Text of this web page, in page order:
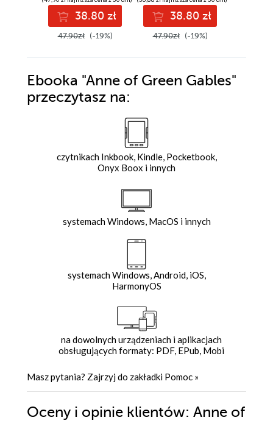
38.80 zł
47.90zł (-19%)
38.80 zł
47.90zł (-19%)
Ebooka "Anne of Green Gables"
przeczytasz na:
czytnikach Inkbook, Kindle, Pocketbook,
Onyx Boox i innych
systemach Windows, MacOS i innych
systemach Windows, Android, iOS,
HarmonyOS
na dowolnych urządzeniach i aplikacjach
obsługujących formaty: PDF, EPub, Mobi
Masz pytania? Zajrzyj do zakładki Pomoc »
Oceny i opinie klientów: Anne of